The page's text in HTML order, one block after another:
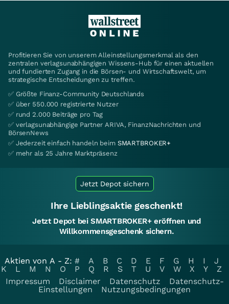
Profitieren Sie von unserem Alleinstellungsmerkmal als den
zentralen verlagsunabhängigen Wissens-Hub für einen aktuellen
und fundierten Zugang in die Börsen- und Wirtschaftswelt, um
strategische Entscheidungen zu treffen.
✅ Größte Finanz-Community Deutschlands
✅ über 550.000 registrierte Nutzer
✅ rund 2.000 Beiträge pro Tag
✅ verlagsunabhängige Partner ARIVA, FinanzNachrichten und
BörsenNews
✅ Jederzeit einfach handeln beim SMARTBROKER+
✅ mehr als 25 Jahre Marktpräsenz
Jetzt Depot sichern
Ihre Lieblingsaktie geschenkt!
Jetzt Depot bei SMARTBROKER+ eröffnen und
Willkommensgeschenk sichern.
Aktien von A - Z: # A B C D E F G H I
J
K
L M N O P Q R S T U V W X Y
Z
Impressum
Disclaimer Datenschutz
Datenschutz-
Einstellungen
Nutzungsbedingungen